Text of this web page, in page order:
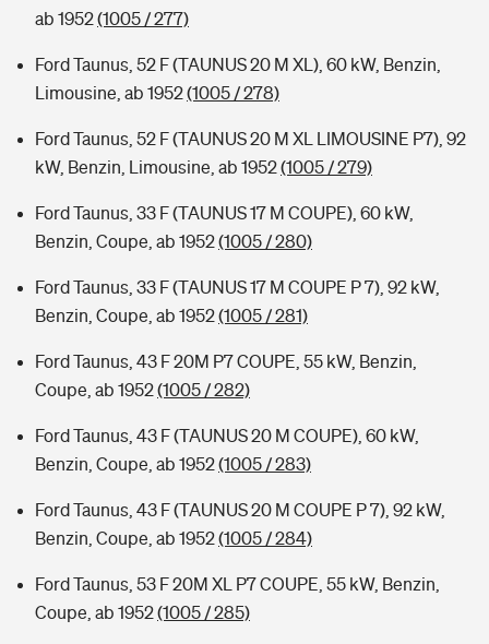
ab 1952(1005 / 277)
Ford Taunus, 52 F (TAUNUS 20 M XL), 60 kW, Benzin,
Limousine, ab 1952(1005 / 278)
Ford Taunus, 52 F (TAUNUS 20 M XL LIMOUSINE P7), 92
kW, Benzin, Limousine, ab 1952(1005 / 279)
Ford Taunus, 33 F (TAUNUS 17 M COUPE), 60 kW,
Benzin, Coupe, ab 1952(1005 / 280)
Ford Taunus, 33 F (TAUNUS 17 M COUPE P 7), 92 kW,
Benzin, Coupe, ab 1952(1005 / 281)
Ford Taunus, 43 F 20M P7 COUPE, 55 kW, Benzin,
Coupe, ab 1952(1005 / 282)
Ford Taunus, 43 F (TAUNUS 20 M COUPE), 60 kW,
Benzin, Coupe, ab 1952(1005 / 283)
Ford Taunus, 43 F (TAUNUS 20 M COUPE P 7), 92 kW,
Benzin, Coupe, ab 1952(1005 / 284)
Ford Taunus, 53 F 20M XL P7 COUPE, 55 kW, Benzin,
Coupe, ab 1952(1005 / 285)